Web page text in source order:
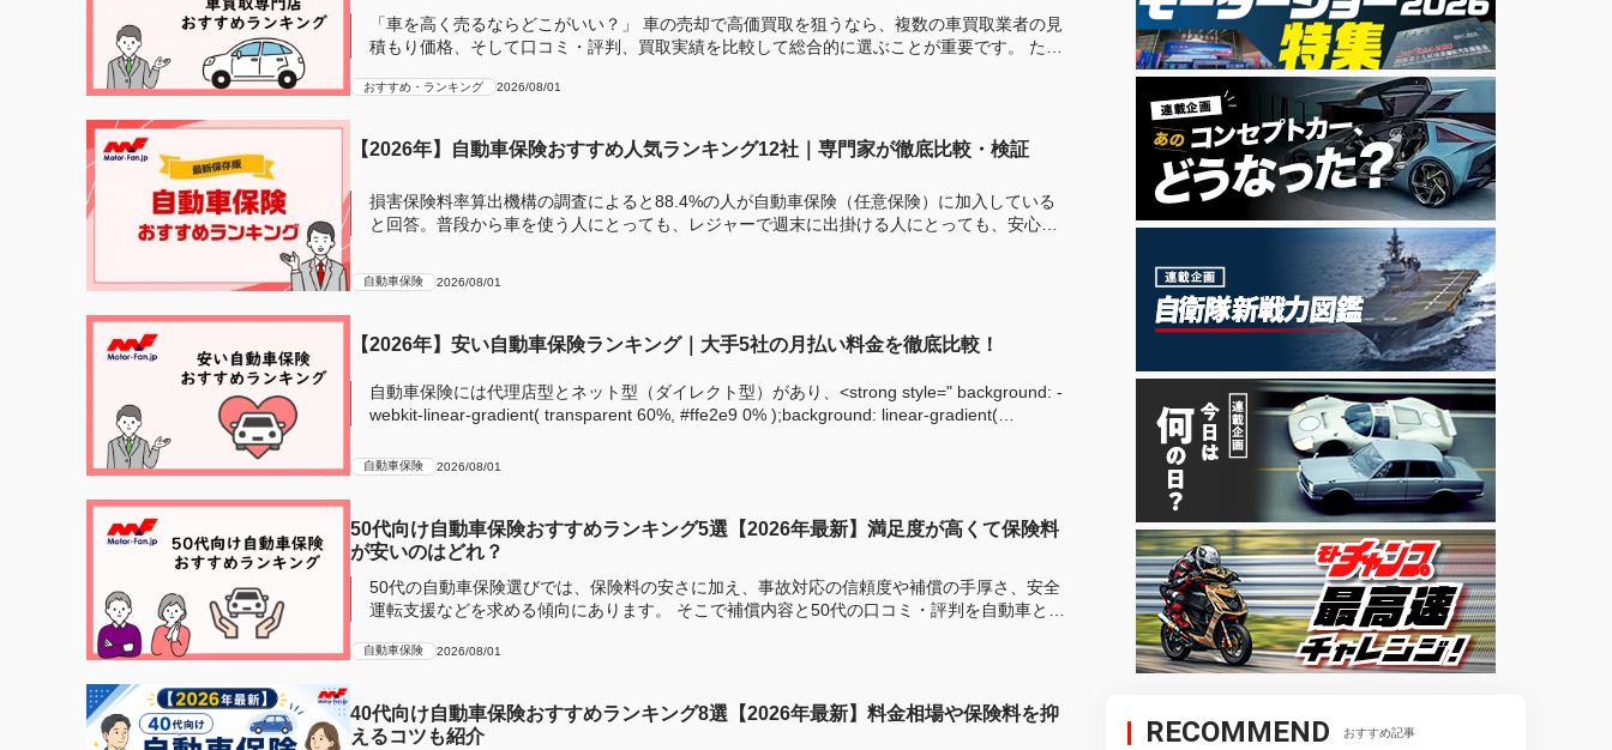
「車を高く売るならどこがいい？」 車の売却で高価買取を狙うなら、複数の車買取業者の見
積もり価格、そして口コミ・評判、買取実績を比較して総合的に選ぶことが重要です。 ただ
おすすめ・ランキング 2026/08/01
【2026年】自動車保険おすすめ人気ランキング12社｜専門家が徹底比較・検証
損害保険料率算出機構の調査によると88.4%の人が自動車保険（任意保険）に加入している
と回答。普段から車を使う人にとっても、レジャーで週末に出掛ける人にとっても、安心・
自動車保険 2026/08/01
【2026年】安い自動車保険ランキング｜大手5社の月払い料金を徹底比較！
自動車保険には代理店型とネット型（ダイレクト型）があり、<strong style=" background: -
webkit-linear-gradient( transparent 60%, #ffe2e9 0% );background: linear-gradient(
自動車保険 2026/08/01
50代向け自動車保険おすすめランキング5選【2026年最新】満足度が高くて保険料
が安いのはどれ？
50代の自動車保険選びでは、保険料の安さに加え、事故対応の信頼度や補償の手厚さ、安全
運転支援などを求める傾向にあります。 そこで補償内容と50代の口コミ・評判を自動車と保
自動車保険 2026/08/01
40代向け自動車保険おすすめランキング8選【2026年最新】料金相場や保険料を抑
えるコツも紹介
RECOMMEND おすすめ記事